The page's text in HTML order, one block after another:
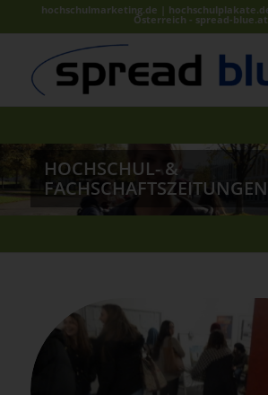
hochschulmarketing.de |
Österreich - spread-blue.at
HOCHSCHUL- &
FACHSCHAFTSZEITUNGEN